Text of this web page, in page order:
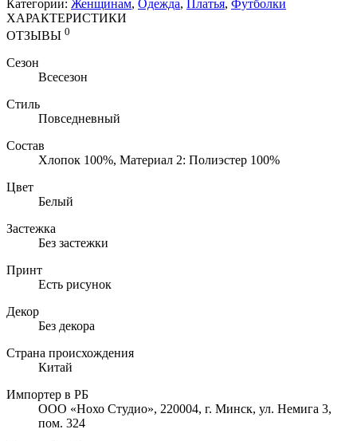
Категории: Женщинам, Одежда, Платья, Футболки
ХАРАКТЕРИСТИКИ
ОТЗЫВЫ 0
Сезон
Всесезон
Стиль
Повседневный
Состав
Хлопок 100%, Материал 2: Полиэстер 100%
Цвет
Белый
Застежка
Без застежки
Принт
Есть рисунок
Декор
Без декора
Страна происхождения
Китай
Импортер в РБ
ООО «Нохо Студио», 220004, г. Минск, ул. Немига 3,
пом. 324